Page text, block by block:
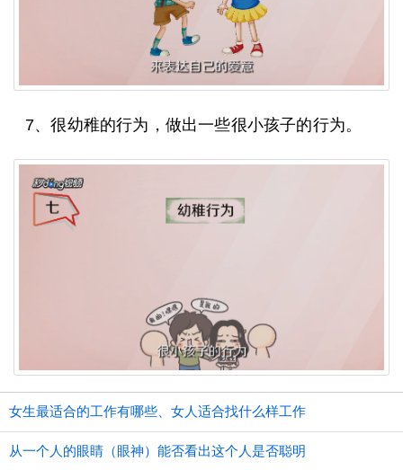
7、很幼稚的行为，做出一些很小孩子的行为。
女生最适合的工作有哪些、女人适合找什么样工作
从一个人的眼睛（眼神）能否看出这个人是否聪明